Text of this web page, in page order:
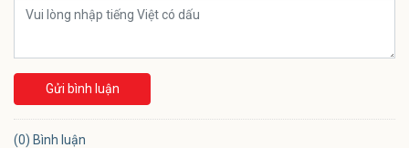
Gửi bình luận
(0) Bình luận